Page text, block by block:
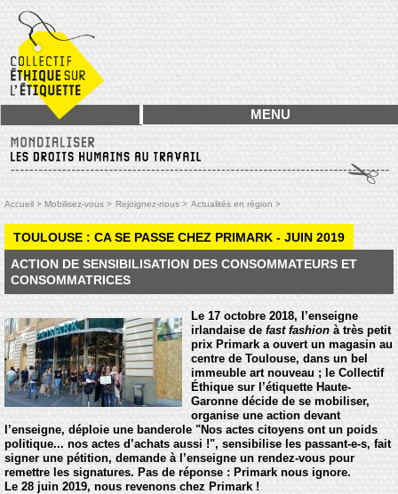
MENU
Accueil > Mobilisez-vous > Rejoignez-nous > Actualités en région >
TOULOUSE : CA SE PASSE CHEZ PRIMARK - JUIN 2019
ACTION DE SENSIBILISATION DES CONSOMMATEURS ET
CONSOMMATRICES
Le 17 octobre 2018, l’enseigne
irlandaise de fast fashion à très petit
prix Primark a ouvert un magasin au
centre de Toulouse, dans un bel
immeuble art nouveau ; le Collectif
Éthique sur l’étiquette Haute-
Garonne décide de se mobiliser,
organise une action devant
l’enseigne, déploie une banderole "Nos actes citoyens ont un poids
politique... nos actes d’achats aussi !", sensibilise les passant-e-s, fait
signer une pétition, demande à l’enseigne un rendez-vous pour
remettre les signatures. Pas de réponse : Primark nous ignore.
Le 28 juin 2019, nous revenons chez Primark !